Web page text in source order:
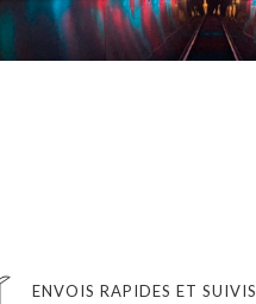
ENVOIS RAPIDES ET SUIVIS